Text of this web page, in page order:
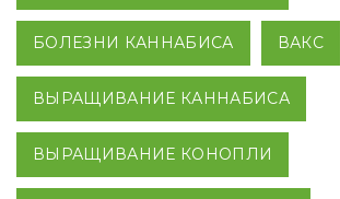
БОЛЕЗНИ КАННАБИСА ВАКС
ВЫРАЩИВАНИЕ КАННАБИСА
ВЫРАЩИВАНИЕ КОНОПЛИ